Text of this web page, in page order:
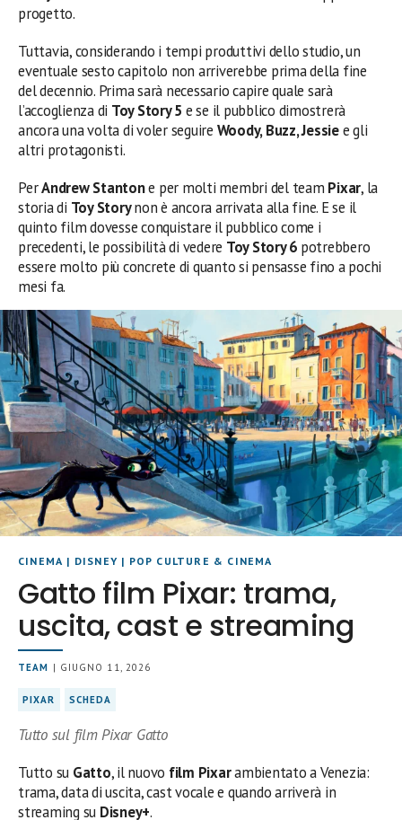
progetto.
Tuttavia, considerando i tempi produttivi dello studio, un
eventuale sesto capitolo non arriverebbe prima della fine
del decennio. Prima sarà necessario capire quale sarà
l’accoglienza di Toy Story 5 e se il pubblico dimostrerà
ancora una volta di voler seguire Woody, Buzz, Jessiee gli
altri protagonisti.
PerAndrew Stantone per molti membri del team Pixar, la
storia di Toy Storynon è ancora arrivata alla fine. E se il
quinto film dovesse conquistare il pubblico come i
precedenti, le possibilità di vedere Toy Story 6 potrebbero
essere molto più concrete di quanto si pensasse fino a pochi
mesi fa.
CINEMA | DISNEY | POP CULTURE & CINEMA
Gatto film Pixar: trama,
uscita, cast e streaming
TEAM | GIUGNO 11, 2026
PIXAR SCHEDA
Tutto sul film Pixar Gatto
Tutto su Gatto, il nuovo film Pixarambientato a Venezia:
trama, data di uscita, cast vocale e quando arriverà in
streaming su Disney+.